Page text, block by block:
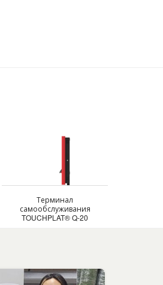
Терминал
самообслуживания
TOUCHPLAT® Q-20